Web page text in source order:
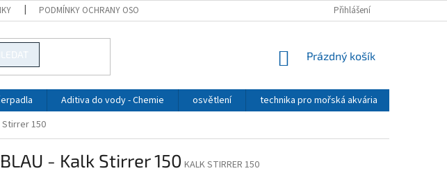
PODMÍNKY OCHRANY OSOBNÍCH ÚDAJŮ Přihlášení
HLEDAT
NÁKUPNÍ
Prázdný košík
Aditiva do vody - Chemie osvětlení technika pro mořská akvária
Stirrer 150
- Kalk Stirrer 150 KALK STIRRER 150